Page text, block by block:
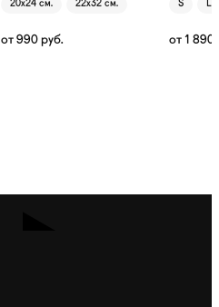
20х24 см. 22х32 см.
от 990 руб.
S L
от 1 890